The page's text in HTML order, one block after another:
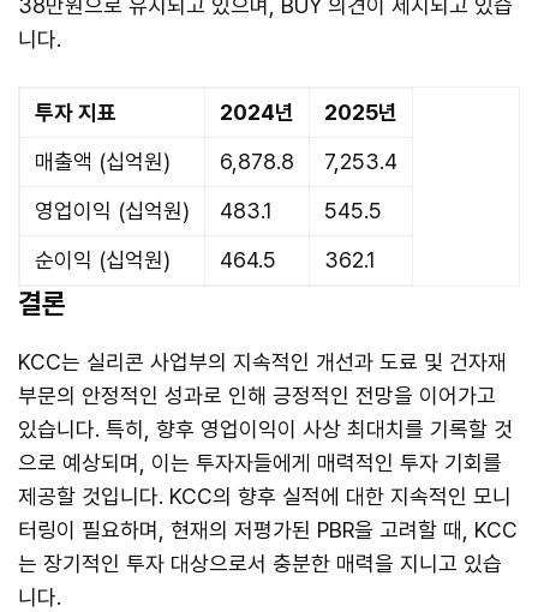
38만원으로 유지되고 있으며, BUY 의견이 제시되고 있습
니다.
투자 지표 2024년
2025년
매출액 (십억원)
6,878.8
7,253.4
영업이익 (십억원)
483.1
545.5
순이익 (십억원)
464.5 362.1
결론
KCC는 실리콘 사업부의 지속적인 개선과 도료 및 건자재
부문의 안정적인 성과로 인해 긍정적인 전망을 이어가고
있습니다. 특히, 향후 영업이익이 사상 최대치를 기록할 것
으로 예상되며, 이는 투자자들에게 매력적인 투자 기회를
제공할 것입니다. KCC의 향후 실적에 대한 지속적인 모니
터링이 필요하며, 현재의 저평가된 PBR을 고려할 때, KCC
는 장기적인 투자 대상으로서 충분한 매력을 지니고 있습
니다.